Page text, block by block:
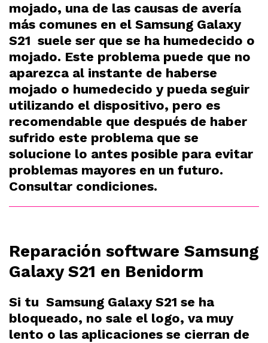
mojado, una de las causas de avería
más comunes en el Samsung Galaxy
S21 suele ser que se ha humedecido o
mojado. Este problema puede que no
aparezca al instante de haberse
mojado o humedecido y pueda seguir
utilizando el dispositivo, pero es
recomendable que después de haber
sufrido este problema que se
solucione lo antes posible para evitar
problemas mayores en un futuro.
Consultar condiciones.
Reparación software Samsung
Galaxy S21 en Benidorm
Si tu Samsung Galaxy S21 se ha
bloqueado, no sale el logo, va muy
lento o las aplicaciones se cierran de